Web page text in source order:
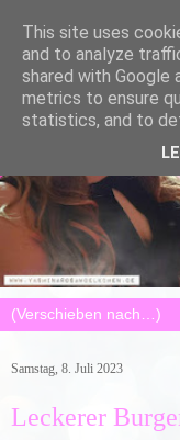
Samstag, 8. Juli 2023
Leckerer
This site uses
and to analyze
shared with Google
metrics to ensure
statistics, and to